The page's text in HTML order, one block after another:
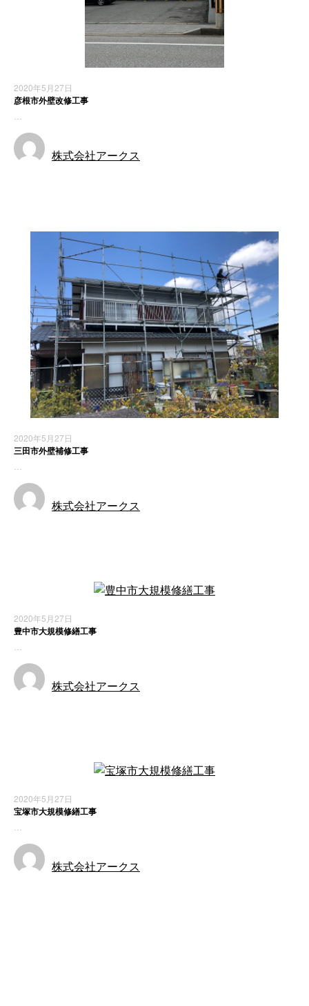
2020年5月27日
彦根市外壁改修工事
株式会社アークス
2020年5月27日
三田市外壁補修工事
株式会社アークス
2020年5月27日
豊中市大規模修繕工事
株式会社アークス
2020年5月27日
宝塚市大規模修繕工事
株式会社アークス